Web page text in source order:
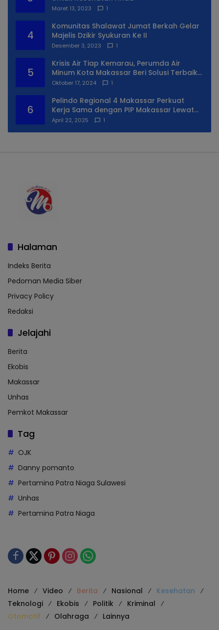
Maret 13, 2023 1
4
Komunitas Shalawat Jumat Berkah Gelar
Majelis Dzikir Syukuran Ke II
Desember 3, 2023 1
5
Krisis Air Tiap Kemarau, Perumda Air
Minum Kota Makassar Beri Solusi Terbaik
Untuk Daerah Utara Kota
Oktober 17, 2024 1
6
Pelindo Regional 4 Makassar Perkuat
Kerja Sama dengan PIP Makassar Lewat
Praktek Lapangan
April 22, 2025 1
Halaman
Indeks Berita
Pedoman Media Siber
Privacy Policy
Redaksi
Jelajahi
Berita
Ekobis
Makassar
Unhas
Pemkot Makassar
Tag
OJK
Danny pomanto
Pertamina Patra Niaga Sulawesi
Unhas
Pertamina Patra Niaga
Home Video Berita Nasional
Kesehatan
Teknologi
Ekobis Politik
Kriminal
Otomotif
Olahraga
Lainnya